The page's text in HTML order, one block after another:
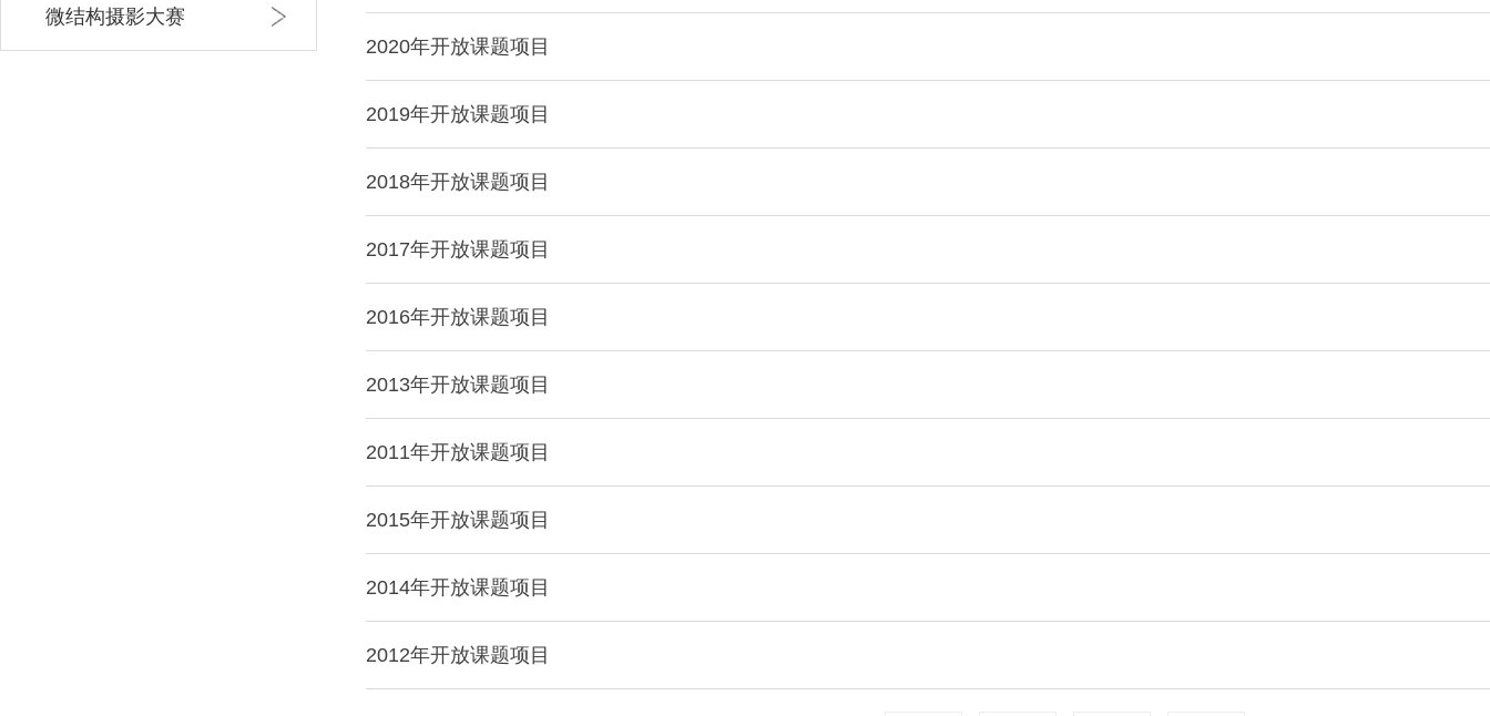
微结构摄影大赛
2020年开放课题项目
2019年开放课题项目
2018年开放课题项目
2017年开放课题项目
2016年开放课题项目
2013年开放课题项目
2011年开放课题项目
2015年开放课题项目
2014年开放课题项目
2012年开放课题项目